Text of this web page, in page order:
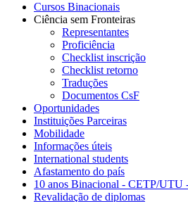
Cursos Binacionais
Ciência sem Fronteiras
Representantes
Proficiência
Checklist inscrição
Checklist retorno
Traduções
Documentos CsF
Oportunidades
Instituições Parceiras
Mobilidade
Informações úteis
International students
Afastamento do país
10 anos Binacional - CETP/UTU
Revalidação de diplomas